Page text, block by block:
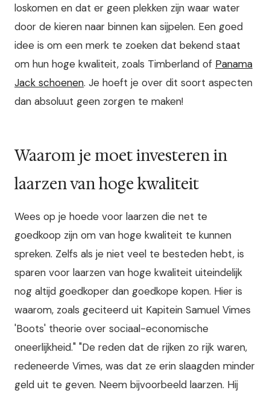
loskomen en dat er geen plekken zijn waar water
door de kieren naar binnen kan sijpelen. Een goed
idee is om een merk te zoeken dat bekend staat
om hun hoge kwaliteit, zoals Timberland of Panama
Jack schoenen. Je hoeft je over dit soort aspecten
dan absoluut geen zorgen te maken!
Waarom je moet investeren in
laarzen van hoge kwaliteit
Wees op je hoede voor laarzen die net te
goedkoop zijn om van hoge kwaliteit te kunnen
spreken. Zelfs als je niet veel te besteden hebt, is
sparen voor laarzen van hoge kwaliteit uiteindelijk
nog altijd goedkoper dan goedkope kopen. Hier is
waarom, zoals geciteerd uit Kapitein Samuel Vimes
'Boots' theorie over sociaal-economische
oneerlijkheid." "De reden dat de rijken zo rijk waren,
redeneerde Vimes, was dat ze erin slaagden minder
geld uit te geven. Neem bijvoorbeeld laarzen. Hij